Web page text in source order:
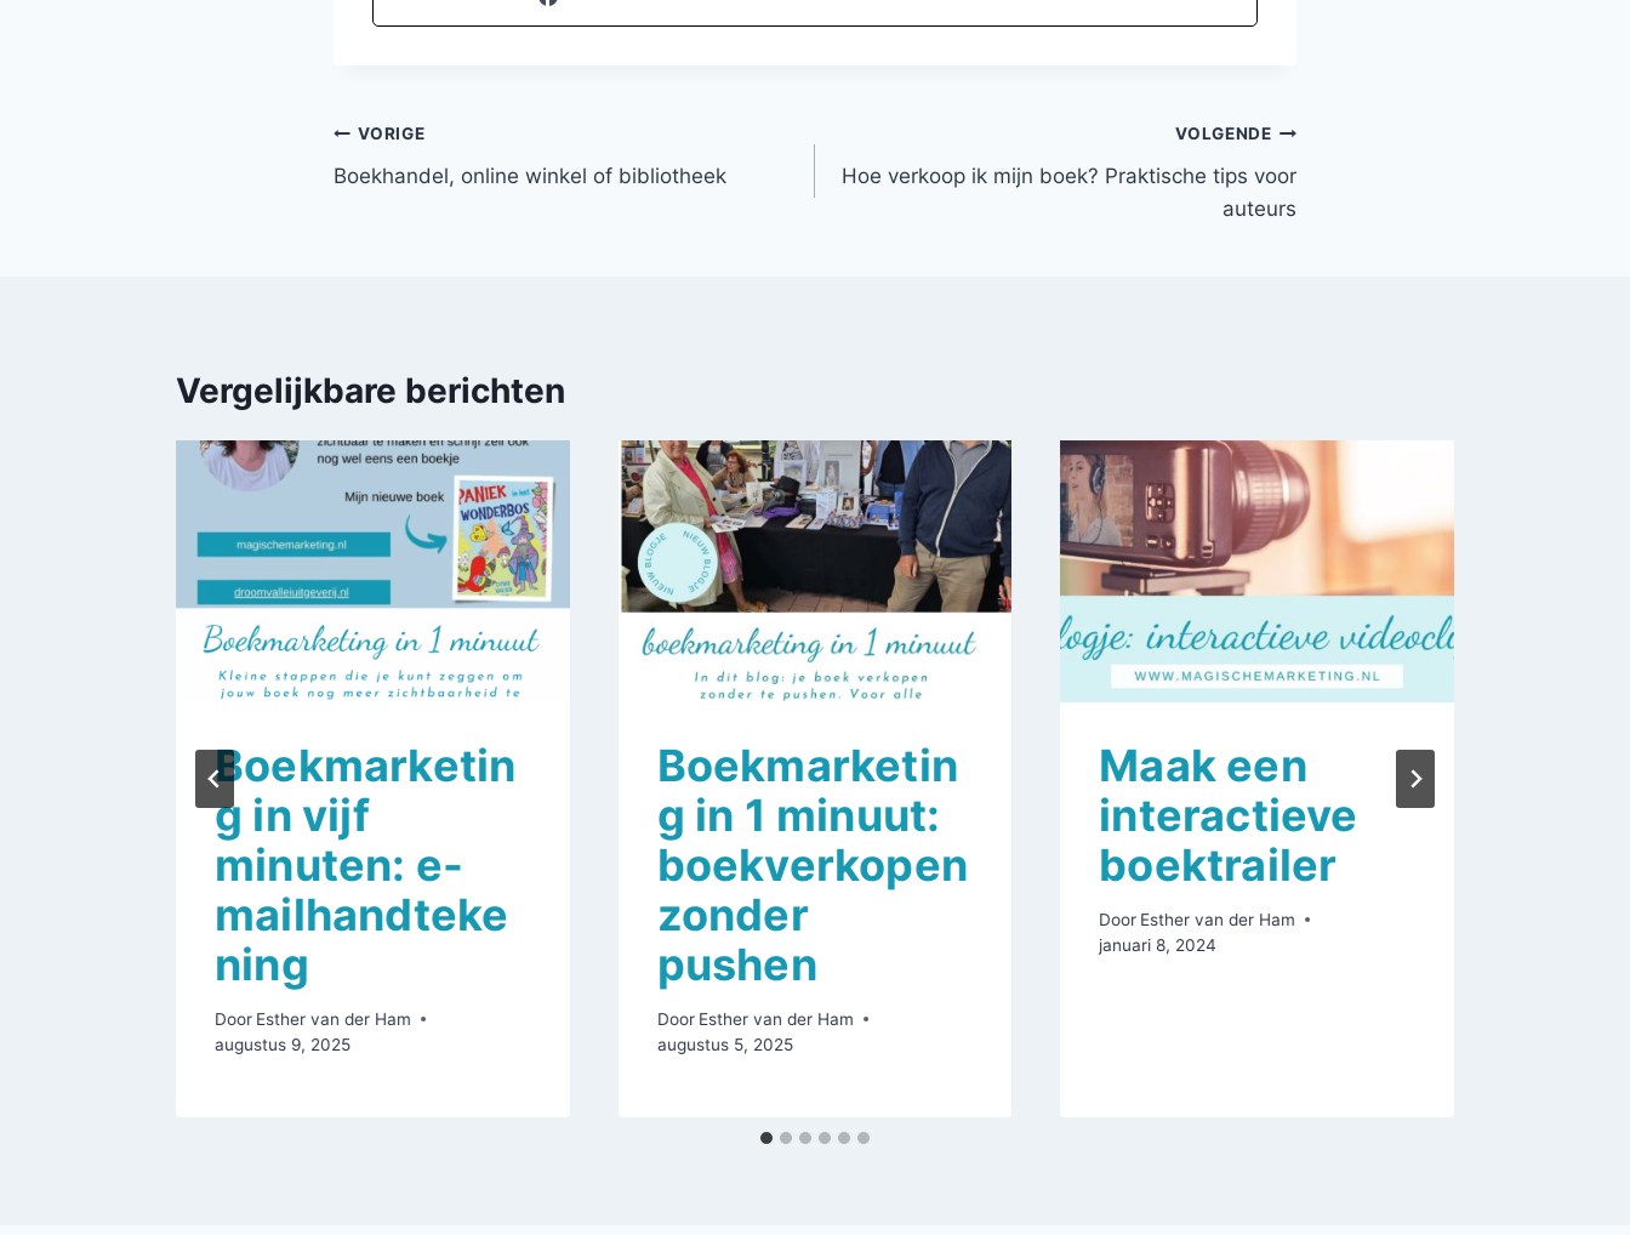
Bericht
navigatie
VORIGE
Boekhandel, online winkel of bibliotheek
VOLGENDE
Hoe verkoop ik mijn boek? Praktische tips voor
auteurs
Vergelijkbare berichten
Boekmarketin
g in vijf
minuten: e-
mailhandteke
ning
Door Esther van der Ham
augustus 9, 2025
Boekmarketin
g in 1 minuut:
boekverkopen
zonder
pushen
Door Esther van der Ham
augustus 5, 2025
Maak een
interactieve
boektrailer
Door Esther van der Ham
januari 8, 2024